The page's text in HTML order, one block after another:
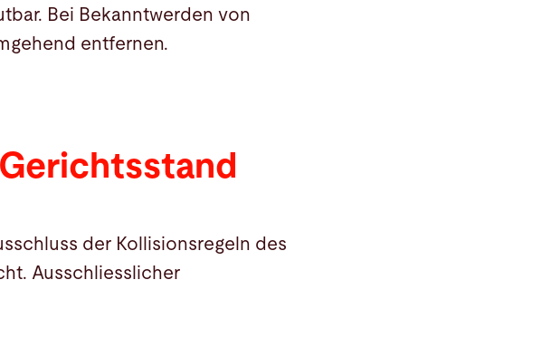
Bei Bekanntwerden von
entfernen.
der Kollisionsregeln des
Ausschliesslicher